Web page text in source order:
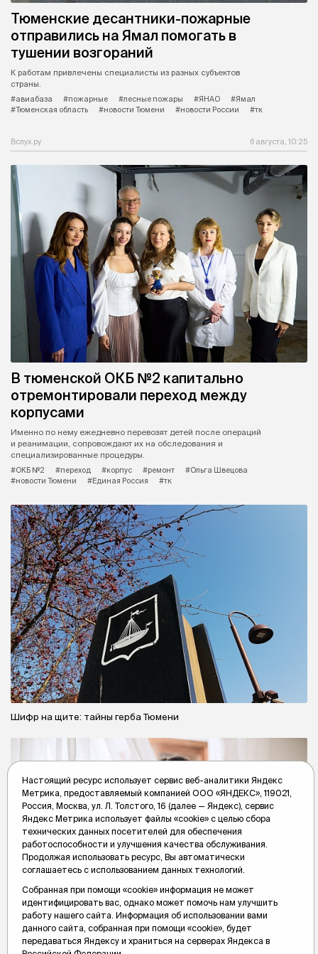
Тюменские десантники-пожарные
отправились на Ямал помогать в
тушении возгораний
К работам привлечены специалисты из разных субъектов
страны.
#авиабаза
#пожарные #лесные пожары #ЯНАО
#Ямал
#Тюменская область
#новости Тюмени #новости России #тк
Вслух.ру 6 августа, 10:25
В тюменской ОКБ №2 капитально
отремонтировали переход между
корпусами
Именно по нему ежедневно перевозят детей после операций
и реанимации, сопровождают их на обследования и
специализированные процедуры.
#ОКБ №2
#переход #корпус #ремонт
#Ольга Швецова
#новости Тюмени
#Единая Россия #тк
Шифр на щите: тайны герба Тюмени
Мода из Парижа: как одевались тюменцы до революции
Настоящий ресурс использует сервис веб-аналитики Яндекс
Метрика, предоставляемый компанией ООО «ЯНДЕКС», 119021,
Россия, Москва, ул. Л. Толстого, 16 (далее — Яндекс), сервис
Яндекс Метрика использует файлы «cookie» с целью сбора
технических данных посетителей для обеспечения
работоспособности и улучшения качества обслуживания.
Продолжая использовать ресурс, Вы автоматически
соглашаетесь с использованием данных технологий.
Собранная при помощи «cookie» информация не может
идентифицировать вас, однако может помочь нам улучшить
работу нашего сайта. Информация об использовании вами
данного сайта, собранная при помощи «cookie», будет
передаваться Яндексу и храниться на серверах Яндекса в